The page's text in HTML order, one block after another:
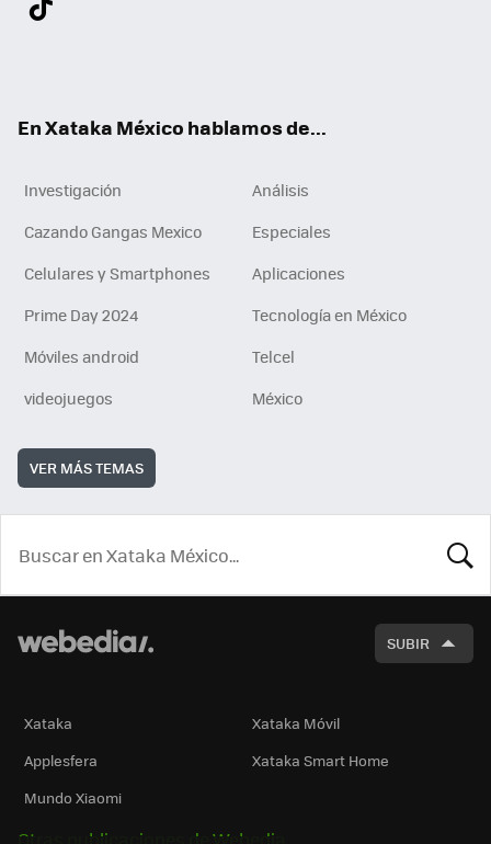
En Xataka México hablamos de...
Investigación
Análisis
Cazando Gangas Mexico
Especiales
Celulares y Smartphones
Aplicaciones
Prime Day 2024
Tecnología en México
Móviles android
Telcel
videojuegos
México
VER MÁS TEMAS
SUBIR
Xataka
Xataka Móvil
Applesfera
Xataka Smart Home
Mundo Xiaomi